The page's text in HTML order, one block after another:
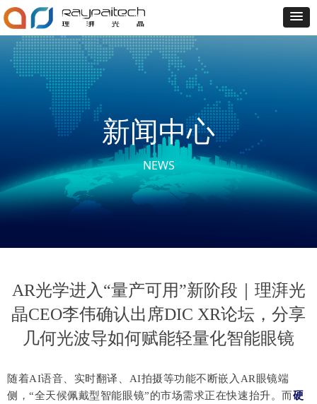
AR光学进入“量产可用”新阶段｜理湃光
晶CEO李伟确认出席DIC XR论坛，分享
几何光波导如何赋能轻量化智能眼镜
随着AI语音、实时翻译、AI拍摄等功能不断嵌入AR眼镜端
侧，“全天候佩戴型智能眼镜”的市场需求正在快速抬升。而硬
新闻中心
NEWS